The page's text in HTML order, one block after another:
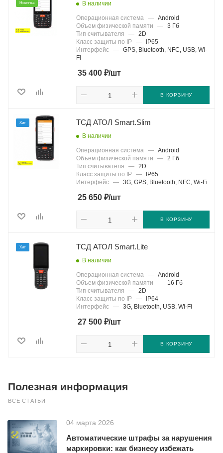
Новинка В наличии
Операционная система — Android
Объем физической памяти
— 3 Гб
Тип считывателя
— 2D
Класс защиты по IP —
IP65
Интерфейс — GPS, Bluetooth, NFC, USB, Wi-
Fi
35 400 ₽/шт
В КОРЗИНУ
Хит ТСД АТОЛ Smart.Slim
В наличии
Операционная система — Android
Объем физической памяти
— 2 Гб
Тип считывателя
— 2D
Класс защиты по IP —
IP65
Интерфейс — 3G, GPS, Bluetooth, NFC, Wi-Fi
25 650 ₽/шт
В КОРЗИНУ
Хит ТСД АТОЛ Smart.Lite
В наличии
Операционная система — Android
Объем физической памяти
—
16 Гб
Тип считывателя
— 2D
Класс защиты по IP —
IP64
Интерфейс — 3G, Bluetooth, USB, Wi-Fi
27 500 ₽/шт
В КОРЗИНУ
Полезная информация
ВСЕ СТАТЬИ
04 марта 2026
Автоматические штрафы за нарушения
маркировки: как бизнесу избежать